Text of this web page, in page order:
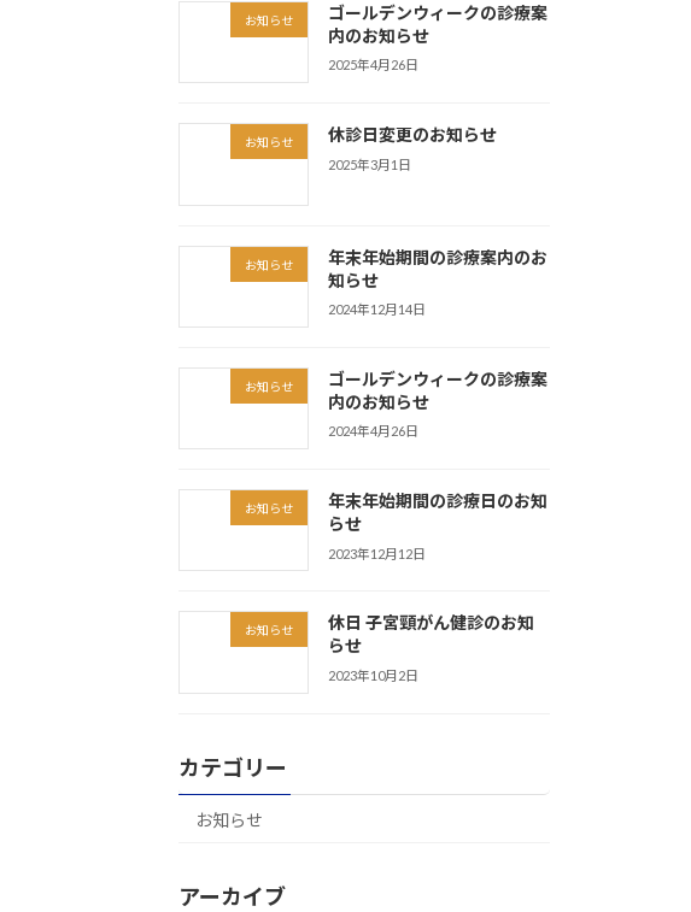
お知らせ
ゴールデンウィークの診療案
内のお知らせ
2025年4月26日
お知らせ 休診日変更のお知らせ
2025年3月1日
お知らせ
年末年始期間の診療案内のお
知らせ
2024年12月14日
お知らせ
ゴールデンウィークの診療案
内のお知らせ
2024年4月26日
お知らせ
年末年始期間の診療日のお知
らせ
2023年12月12日
お知らせ
休日 子宮頸がん健診のお知
らせ
2023年10月2日
カテゴリー
お知らせ
アーカイブ